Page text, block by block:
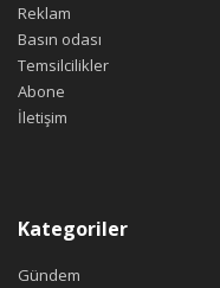
Reklam
Basın odası
Temsilcilikler
Abone
İletişim
Kategoriler
Gündem